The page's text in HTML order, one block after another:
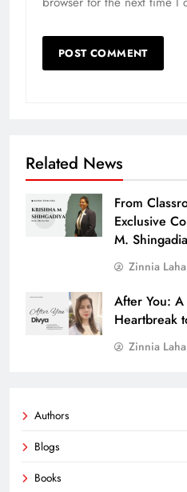
Related News
From
Exclusive
M. Shingadia
Zinnia Laha
After You:
Heartbreak
Zinnia Laha
Authors
Blogs
Books